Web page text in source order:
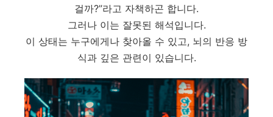
걸까?”라고 자책하곤 합니다.
그러나 이는 잘못된 해석입니다.
이 상태는 누구에게나 찾아올 수 있고, 뇌의 반응 방
식과 깊은 관련이 있습니다.